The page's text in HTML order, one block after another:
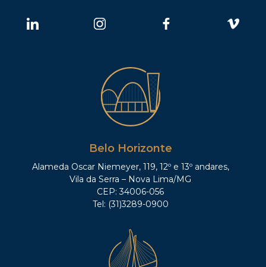
Belo Horizonte
Alameda Oscar Niemeyer, 119, 12º e 13º andares,
Vila da Serra – Nova Lima/MG
CEP: 34006-056
Tel: (31)3289-0900